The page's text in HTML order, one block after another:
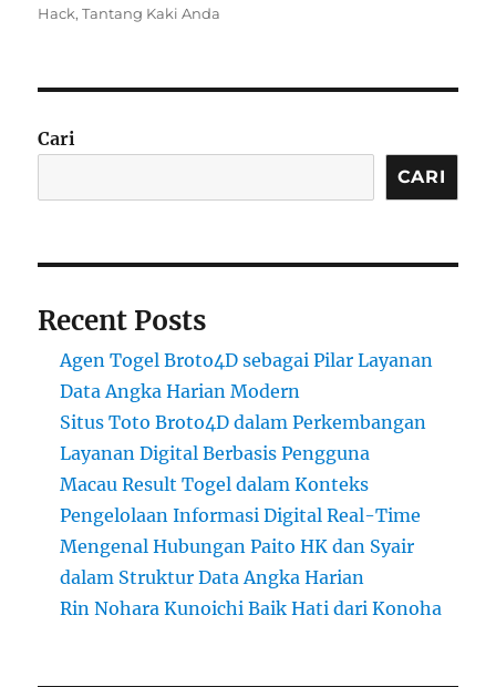
on
Hack,Tantang Kaki Anda
Cari
CARI
Recent Posts
Agen Togel Broto4D sebagai Pilar Layanan
Data Angka Harian Modern
Situs Toto Broto4D dalam Perkembangan
Layanan Digital Berbasis Pengguna
Macau Result Togel dalam Konteks
Pengelolaan Informasi Digital Real-Time
Mengenal Hubungan Paito HK dan Syair
dalam Struktur Data Angka Harian
Rin Nohara Kunoichi Baik Hati dari Konoha